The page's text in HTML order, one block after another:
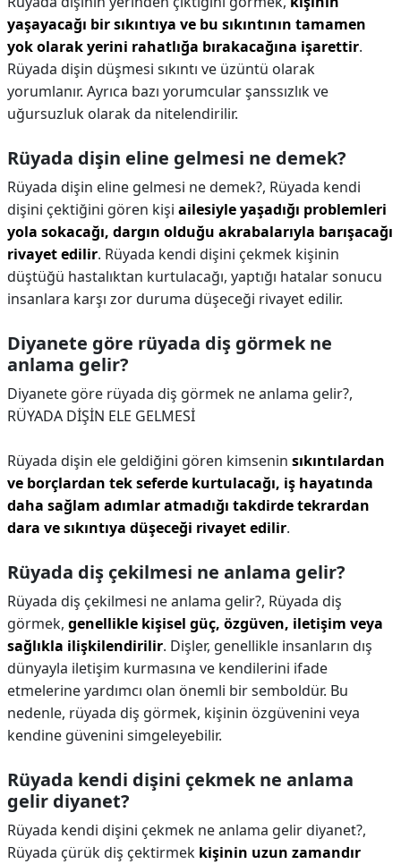
yaşayacağı bir sıkıntıya ve bu sıkıntının tamamen
yok olarak yerini rahatlığa bırakacağına işarettir.
Rüyada dişin düşmesi sıkıntı ve üzüntü olarak
yorumlanır. Ayrıca bazı yorumcular şanssızlık ve
uğursuzluk olarak da nitelendirilir.
Rüyada dişin eline gelmesi ne demek?
Rüyada dişin eline gelmesi ne demek?, Rüyada kendi
dişini çektiğini gören kişi ailesiyle yaşadığı problemleri
yola sokacağı, dargın olduğu akrabalarıyla barışacağı
rivayet edilir. Rüyada kendi dişini çekmek kişinin
düştüğü hastalıktan kurtulacağı, yaptığı hatalar sonucu
insanlara karşı zor duruma düşeceği rivayet edilir.
Diyanete göre rüyada diş görmek ne
anlama gelir?
Diyanete göre rüyada diş görmek ne anlama gelir?,
RÜYADA DİŞİN ELE GELMESİ
Rüyada dişin ele geldiğini gören kimsenin sıkıntılardan
ve borçlardan tek seferde kurtulacağı, iş hayatında
daha sağlam adımlar atmadığı takdirde tekrardan
dara ve sıkıntıya düşeceği rivayet edilir.
Rüyada diş çekilmesi ne anlama gelir?
Rüyada diş çekilmesi ne anlama gelir?, Rüyada diş
görmek, genellikle kişisel güç, özgüven, iletişim veya
sağlıkla ilişkilendirilir. Dişler, genellikle insanların dış
dünyayla iletişim kurmasına ve kendilerini ifade
etmelerine yardımcı olan önemli bir semboldür. Bu
nedenle, rüyada diş görmek, kişinin özgüvenini veya
kendine güvenini simgeleyebilir.
Rüyada kendi dişini çekmek ne anlama
gelir diyanet?
Rüyada kendi dişini çekmek ne anlama gelir diyanet?,
Rüyada çürük diş çektirmek kişinin uzun zamandır